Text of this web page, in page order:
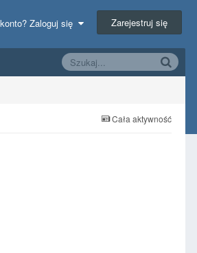
Zaloguj się Zarejestruj się
Cała aktywność